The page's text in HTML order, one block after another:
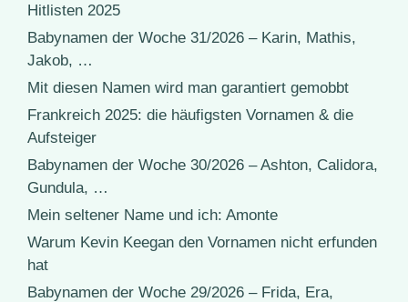
Hitlisten 2025
Babynamen der Woche 31/2026 – Karin, Mathis,
Jakob, …
Mit diesen Namen wird man garantiert gemobbt
Frankreich 2025: die häufigsten Vornamen & die
Aufsteiger
Babynamen der Woche 30/2026 – Ashton, Calidora,
Gundula, …
Mein seltener Name und ich: Amonte
Warum Kevin Keegan den Vornamen nicht erfunden
hat
Babynamen der Woche 29/2026 – Frida, Era,